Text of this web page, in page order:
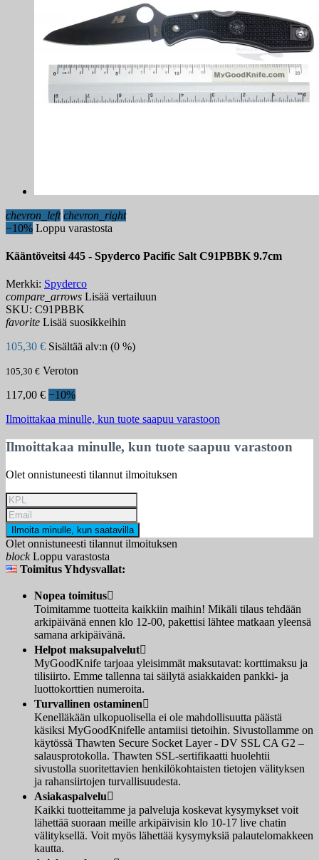
chevron_left chevron_right
−10% Loppu varastosta
Kääntöveitsi 445 - Spyderco Pacific Salt C91PBBK 9.7cm
Merkki: Spyderco
compare_arrows Lisää vertailuun
SKU: C91PBBK
favorite Lisää suosikkeihin
105,30 € Sisältää alv:n (0 %)
105,30 € Veroton
117,00 € −10%
Ilmoittakaa minulle, kun tuote saapuu varastoon
Ilmoittakaa minulle, kun tuote saapuu varastoon
Olet onnistuneesti tilannut ilmoituksen
Ilmoita minulle, kun saatavilla
Olet onnistuneesti tilannut ilmoituksen
blockLoppu varastosta
Toimitus Yhdysvallat:
Nopea toimitus
Toimitamme tuotteita kaikkiin maihin! Mikäli tilaus tehdään
arkipäivänä ennen klo 12-00, pakettisi lähtee matkaan yleensä
samana arkipäivänä.
Helpot maksupalvelut
MyGoodKnife tarjoaa yleisimmät maksutavat: korttimaksu ja
tilisiirto. Emme tallenna tai säilytä asiakkaiden pankki- ja
luottokorttien numeroita.
Turvallinen ostaminen
Kenelläkään ulkopuolisella ei ole mahdollisuutta päästä
käsiksi MyGoodKnifelle antamiisi tietoihin. Sivustollamme on
käytössä Thawten Secure Socket Layer - DV SSL CA G2 –
salausprotokolla. Thawten SSL-sertifikaatti huolehtii
sivustolla suoritettavien henkilökohtaisten tietojen välityksen
ja rahansiirtojen turvallisuudesta.
Asiakaspalvelu
Kaikki tuotteitamme ja palveluja koskevat kysymykset voit
lähettää suoraan meille arkipäivisin klo 10-17 live chatin
välityksellä. Voit myös lähettää kysymyksiä palautelomakkeen
kautta.